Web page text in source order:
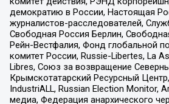
демократию в России, Настоящая
журналистов-расследователей,
Свободная Россия Берлин,
Рейн-Вестфалия, Фонд глобальной
комитет России, Russie-Libertes, La
Libres, Союз за возвращение
Крымскотатарский Ресурсный
IndustriALL, Russian Election Monitor,
медиа, Федерация анархического